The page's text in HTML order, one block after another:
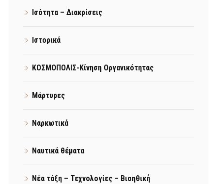
Ισότητα – Διακρίσεις
Ιστορικά
ΚΟΣΜΟΠΟΛΙΣ-Κίνηση Οργανικότητας
Μάρτυρες
Ναρκωτικά
Ναυτικά θέματα
Νέα τάξη – Τεχνολογίες – Βιοηθική